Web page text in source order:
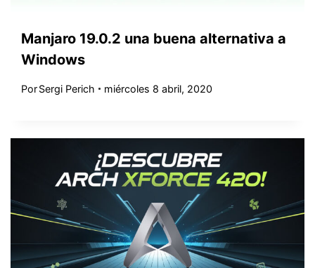
Manjaro 19.0.2 una buena alternativa a
Windows
PorSergi Perich miércoles 8 abril, 2020